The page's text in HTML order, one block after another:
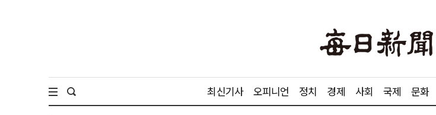
최신기사 오피니언 정치 경제 사회 국제 문화